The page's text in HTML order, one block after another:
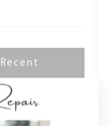
Recent